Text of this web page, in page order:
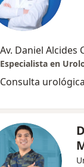
Especialista en
Consulta urológica